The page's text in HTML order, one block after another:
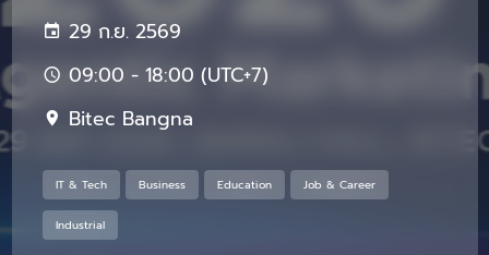
29 ก.ย. 2569
09:00 - 18:00 (UTC+7)
Bitec Bangna
IT & Tech Business Education Job & Career
Industrial